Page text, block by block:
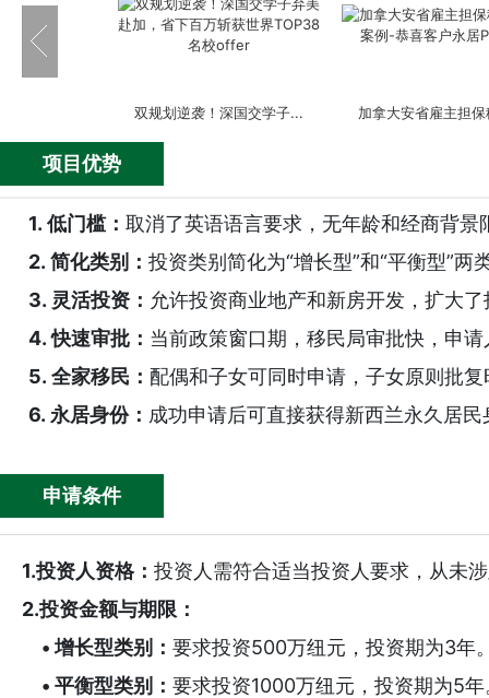
双规划逆袭！深国交学子... 加拿大安省雇主担
英国签证成功案例-嘉诚助... 美国EB-5投资移民
项目优势
1. 低门槛： 取消了英语语言要求，无年龄和经商背景
2. 简化类别： 投资类别简化为“增长型”和“平衡型”两
3. 灵活投资： 允许投资商业地产和新房开发，扩大
4. 快速审批： 当前政策窗口期，移民局审批快，申
5. 全家移民： 配偶和子女可同时申请，子女原则批
6. 永居身份： 成功申请后可直接获得新西兰永久居民
申请条件
1.投资人资格： 投资人需符合适当投资人要求，从未
2.投资金额与期限：
• 增长型类别： 要求投资500万纽元，投资期为3年
• 平衡型类别： 要求投资1000万纽元，投资期为5